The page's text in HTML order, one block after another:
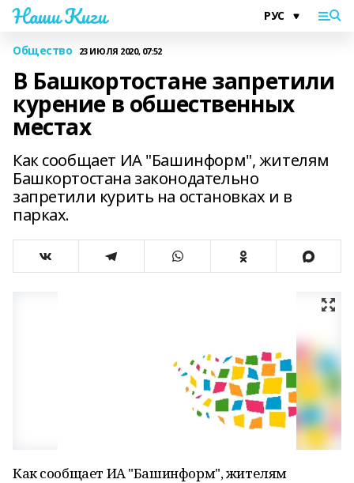
Наши Киги
Общество 23 ИЮЛЯ 2020, 07:52
В Башкортостане запретили
курение в обшественных
местах
Как сообщает ИА "Башинформ", жителям
Башкортостана законодательно
запретили курить на остановках и в
парках.
Как сообщает ИА "Башинформ", жителям